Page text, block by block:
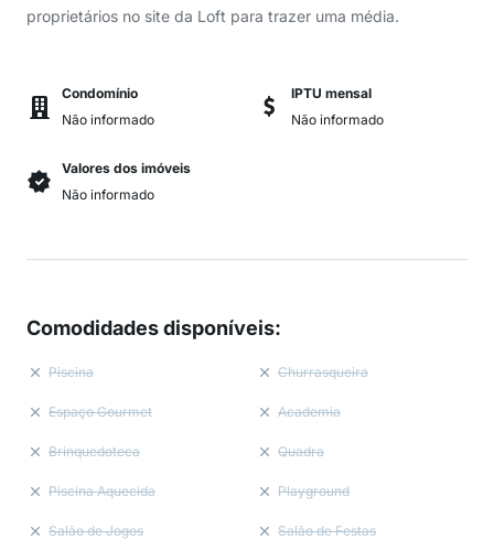
proprietários no site da Loft para trazer uma média.
Condomínio
Não informado
IPTU mensal
Não informado
Valores dos imóveis
Não informado
Comodidades disponíveis:
Piscina Churrasqueira
Espaço Gourmet Academia
Brinquedoteca Quadra
Piscina Aquecida Playground
Salão de Jogos Salão de Festas